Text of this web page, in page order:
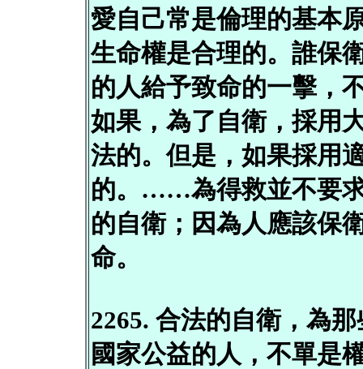
愛自己常是倫理的基本
生命權是合理的。誰保
的人給予致命的一擊，
如果，為了自衛，採用
法的。但是，如果採用
的。……為得救並不要
的自衛；因為人應該保
命。
2265. 合法的自衛，為
國家公益的人，不單是